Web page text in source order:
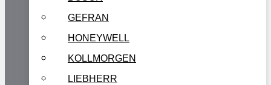
GEFRAN
HONEYWELL
KOLLMORGEN
LIEBHERR